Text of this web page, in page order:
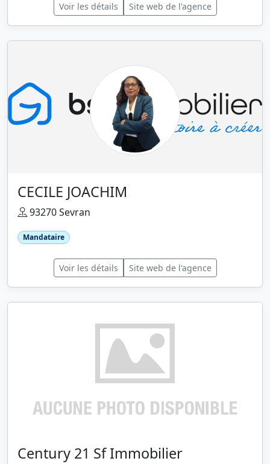
Voir les détails Site web de l'agence
CECILE JOACHIM
93270 Sevran
Mandataire
Voir les détails Site web de l'agence
Century 21 Sf Immobilier